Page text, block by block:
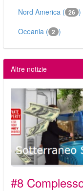
Nord America ( 26 )
Oceania ( 2 )
Altre notizie
#8